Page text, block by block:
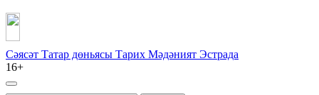
Сәясәт Татар дөньясы Тарих Мәдәният Эстрада
16+